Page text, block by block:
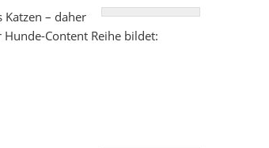
Katzen – daher
Content Reihe bildet: